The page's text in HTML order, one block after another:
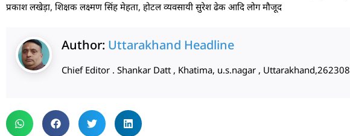
प्रकाश लखेड़ा, शिक्षक लक्ष्मण सिंह मेहता, होटल व्यवसायी सुरेश ढेक आदि लोग मौजूद
Author: Uttarakhand Headline
Chief Editor . Shankar Datt , Khatima, u.s.nagar , Uttarakhand,262308